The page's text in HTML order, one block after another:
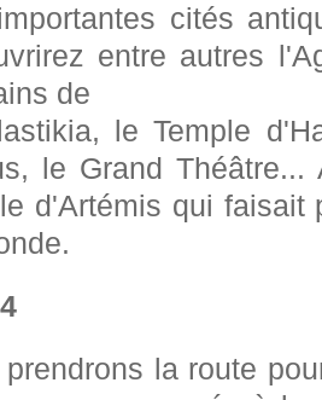
cités
entre autres
de
le Temple
le Grand
d'Artémis qui
prendrons la route